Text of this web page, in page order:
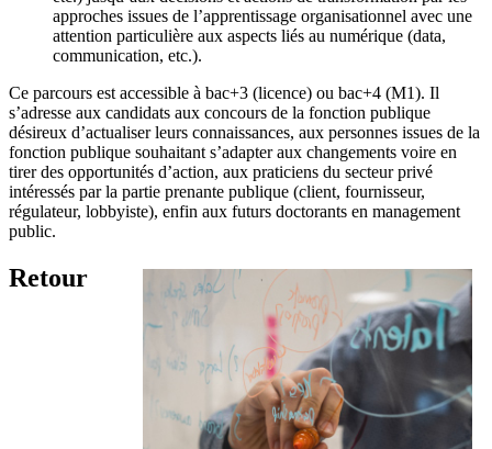
approches issues de l’apprentissage organisationnel avec une
attention particulière aux aspects liés au numérique (data,
communication, etc.).
Ce parcours est accessible à bac+3 (licence) ou bac+4 (M1). Il
s’adresse aux candidats aux concours de la fonction publique
désireux d’actualiser leurs connaissances, aux personnes issues de la
fonction publique souhaitant s’adapter aux changements voire en
tirer des opportunités d’action, aux praticiens du secteur privé
intéressés par la partie prenante publique (client, fournisseur,
régulateur, lobbyiste), enfin aux futurs doctorants en management
public.
Retour